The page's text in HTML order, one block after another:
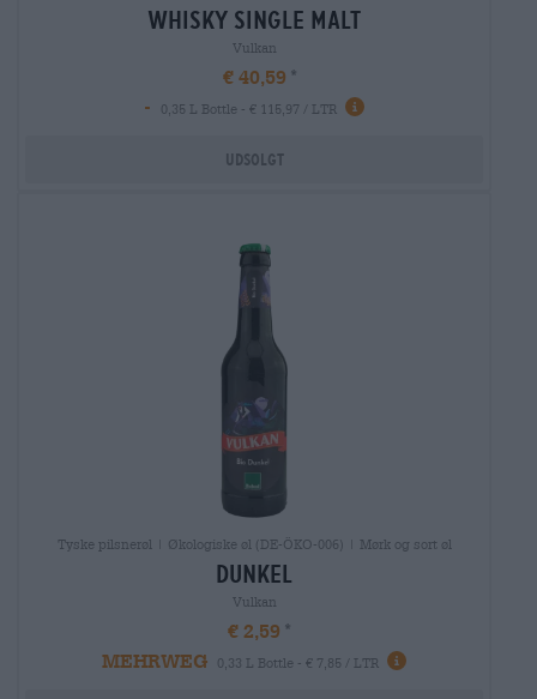
whisky single malt
Vulkan
€ 40,59
-
0,35 L Bottle - € 115,97 / LTR
Udsolgt
Tyske pilsnerøl | Økologiske øl (DE-ÖKO-006) | Mørk og sort øl
dunkel
Vulkan
€ 2,59
MEHRWEG
0,33 L Bottle - € 7,85 / LTR